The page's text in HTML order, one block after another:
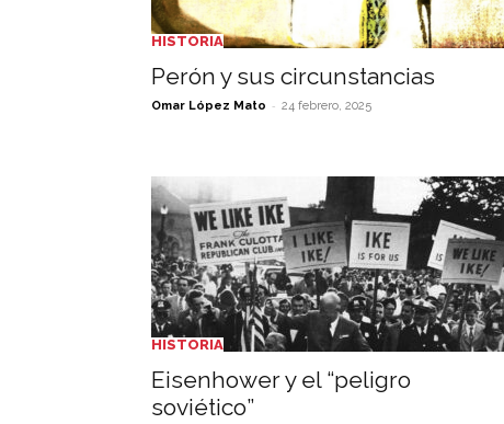
HISTORIA
Perón y sus circunstancias
Omar López Mato - 24 febrero, 2025
HISTORIA
Eisenhower y el “peligro
soviético”